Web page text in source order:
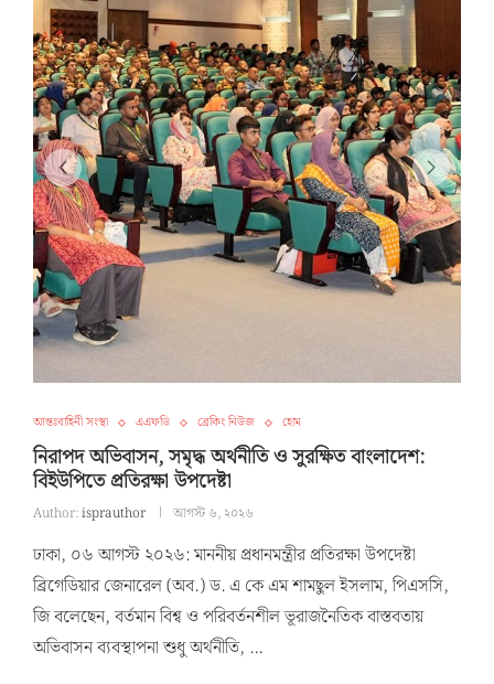
আন্তঃবাহিনী সংস্থা এএফডি ব্রেকিং নিউজ হোম
নিরাপদ অভিবাসন, সমৃদ্ধ অর্থনীতি ও সুরক্ষিত বাংলাদেশ:
বিইউপিতে প্রতিরক্ষা উপদেষ্টা
Author:isprauthor আগস্ট ৬, ২০২৬
ঢাকা, ০৬ আগস্ট ২০২৬: মাননীয় প্রধানমন্ত্রীর প্রতিরক্ষা উপদেষ্টা
ব্রিগেডিয়ার জেনারেল (অব.) ড. এ কে এম শামছুল ইসলাম, পিএসসি,
জি বলেছেন, বর্তমান বিশ্ব ও পরিবর্তনশীল ভূরাজনৈতিক বাস্তবতায়
অভিবাসন ব্যবস্থাপনা শুধু অর্থনীতি, …